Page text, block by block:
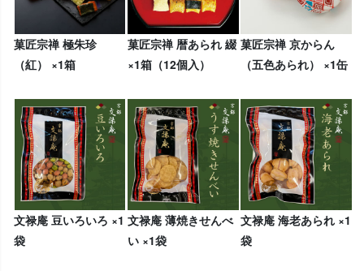
菓匠宗禅 極朱珍
（紅） ×1箱
菓匠宗禅 暦あられ 綴
×1箱（12個入）
菓匠宗禅 京からん
（五色あられ） ×1缶
文禄庵 豆いろいろ ×1
袋
文禄庵 薄焼きせんべ
い ×1袋
文禄庵 海老あられ ×1
袋